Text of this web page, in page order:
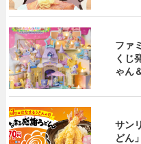
ファ
くじ
ゃん
サン
どん